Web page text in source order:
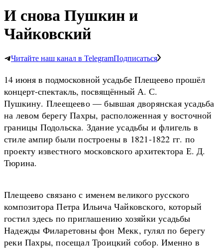
И снова Пушкин и
Чайковский
Читайте наш канал в TelegramПодписаться
14 июня в подмосковной усадьбе Плещеево прошёл
концерт-спектакль, посвящённый А. С.
Пушкину. Плеещеево — бывшая дворянская усадьба
на левом берегу Пахры, расположенная у восточной
границы Подольска. Здание усадьбы и флигель в
стиле ампир были построены в 1821-1822 гг. по
проекту известного московского архитектора Е. Д.
Тюрина.
Плещеево связано с именем великого русского
композитора Петра Ильича Чайковского, который
гостил здесь по приглашению хозяйки усадьбы
Надежды Филаретовны фон Мекк, гулял по берегу
реки Пахры, посещал Троицкий собор. Именно в